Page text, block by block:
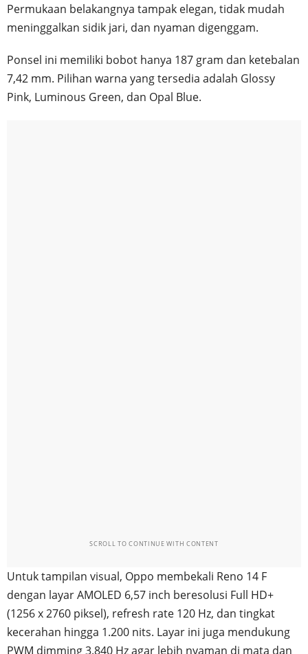
Permukaan belakangnya tampak elegan, tidak mudah
meninggalkan sidik jari, dan nyaman digenggam.
Ponsel ini memiliki bobot hanya 187 gram dan ketebalan
7,42 mm. Pilihan warna yang tersedia adalah Glossy
Pink, Luminous Green, dan Opal Blue.
SCROLL TO CONTINUE WITH CONTENT
Untuk tampilan visual, Oppo membekali Reno 14 F
dengan layar AMOLED 6,57 inch beresolusi Full HD+
(1256 x 2760 piksel), refresh rate 120 Hz, dan tingkat
kecerahan hingga 1.200 nits. Layar ini juga mendukung
PWM dimming 3.840 Hz agar lebih nyaman di mata dan